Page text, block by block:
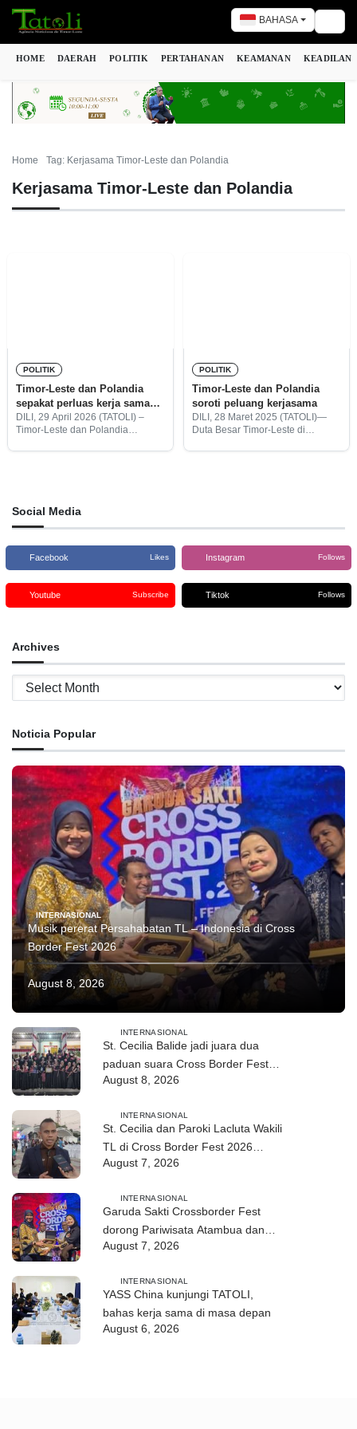
BAHASA
HOME DAERAH POLITIK PERTAHANAN KEAMANAN KEADILAN
Home Tag: Kerjasama Timor-Leste dan Polandia
Kerjasama Timor-Leste dan Polandia
POLITIK
Timor-Leste dan Polandia
sepakat perluas kerja sama
strategis bilateral
DILI, 29 April 2026 (TATOLI) –
Timor-Leste dan Polandia
POLITIK
Timor-Leste dan Polandia
soroti peluang kerjasama
DILI, 28 Maret 2025 (TATOLI)—
Duta Besar Timor-Leste di
Social Media
Facebook Likes Instagram Follows
Youtube Subscribe Tiktok Follows
Archives
Archives
Noticia Popular
INTERNASIONAL
Musik pererat Persahabatan TL – Indonesia di Cross
Border Fest 2026
August 8, 2026
INTERNASIONAL
St. Cecilia Balide jadi juara dua
paduan suara Cross Border Fest
August 8, 2026
INTERNASIONAL
St. Cecilia dan Paroki Lacluta Wakili
TL di Cross Border Fest 2026
Atambua
August 7, 2026
INTERNASIONAL
Garuda Sakti Crossborder Fest
dorong Pariwisata Atambua dan
August 7, 2026
INTERNASIONAL
YASS China kunjungi TATOLI,
bahas kerja sama di masa depan
August 6, 2026